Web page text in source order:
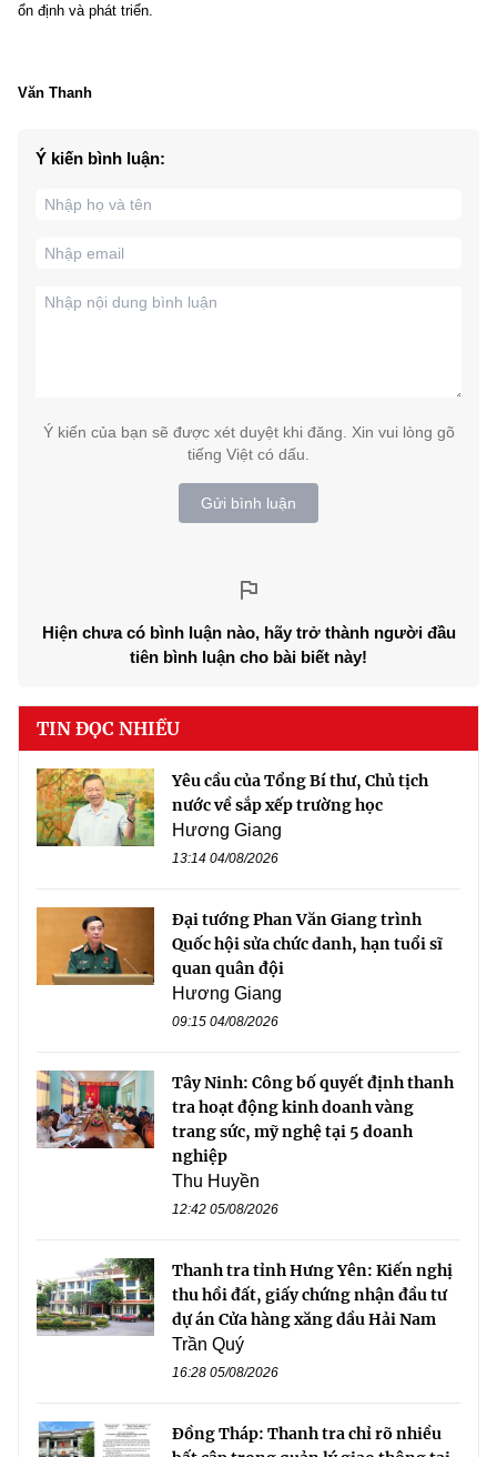
ổn định và phát triển.
Văn Thanh
Ý kiến bình luận:
Ý kiến của bạn sẽ được xét duyệt khi đăng. Xin vui lòng gõ
tiếng Việt có dấu.
Gửi bình luận
Hiện chưa có bình luận nào, hãy trở thành người đầu
tiên bình luận cho bài biết này!
TIN ĐỌC NHIỀU
Yêu cầu của Tổng Bí thư, Chủ tịch
nước về sắp xếp trường học
Hương Giang
13:14 04/08/2026
Đại tướng Phan Văn Giang trình
Quốc hội sửa chức danh, hạn tuổi sĩ
quan quân đội
Hương Giang
09:15 04/08/2026
Tây Ninh: Công bố quyết định thanh
tra hoạt động kinh doanh vàng
trang sức, mỹ nghệ tại 5 doanh
nghiệp
Thu Huyền
12:42 05/08/2026
Thanh tra tỉnh Hưng Yên: Kiến nghị
thu hồi đất, giấy chứng nhận đầu tư
dự án Cửa hàng xăng dầu Hải Nam
Trần Quý
16:28 05/08/2026
Đồng Tháp: Thanh tra chỉ rõ nhiều